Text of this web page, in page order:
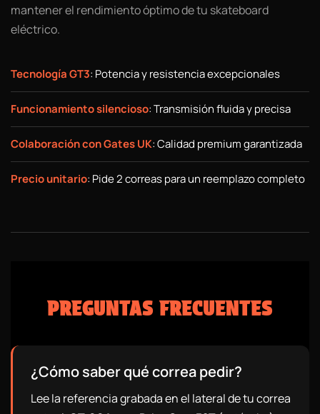
mantener el rendimiento óptimo de tu skateboard
eléctrico.
Tecnología GT3: Potencia y resistencia excepcionales
Funcionamiento silencioso: Transmisión fluida y precisa
Colaboración con Gates UK: Calidad premium garantizada
Precio unitario: Pide 2 correas para un reemplazo completo
PREGUNTAS FRECUENTES
¿Cómo saber qué correa pedir?
Lee la referencia grabada en el lateral de tu correa